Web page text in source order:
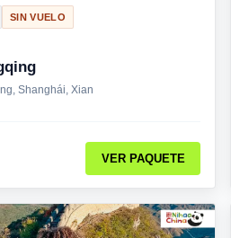
SIN VUELO
Shanghái, Xian
VER PAQUETE